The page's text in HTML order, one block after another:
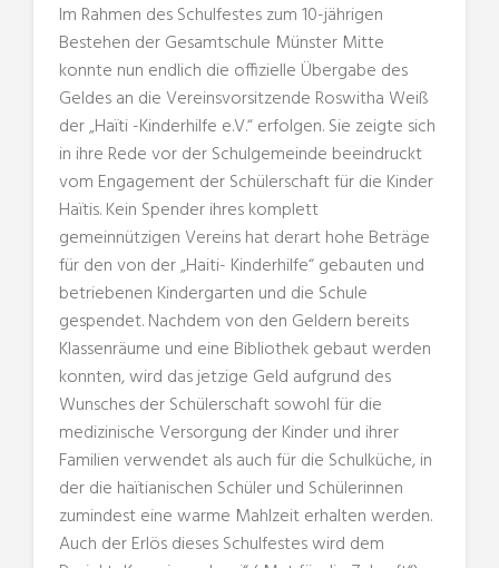
Im Rahmen des Schulfestes zum 10-jährigen
Bestehen der Gesamtschule Münster Mitte
konnte nun endlich die offizielle Übergabe des
Geldes an die Vereinsvorsitzende Roswitha Weiß
der „Haïti -Kinderhilfe e.V.“ erfolgen. Sie zeigte sich
in ihre Rede vor der Schulgemeinde beeindruckt
vom Engagement der Schülerschaft für die Kinder
Haïtis. Kein Spender ihres komplett
gemeinnützigen Vereins hat derart hohe Beträge
für den von der „Haiti- Kinderhilfe“ gebauten und
betriebenen Kindergarten und die Schule
gespendet. Nachdem von den Geldern bereits
Klassenräume und eine Bibliothek gebaut werden
konnten, wird das jetzige Geld aufgrund des
Wunsches der Schülerschaft sowohl für die
medizinische Versorgung der Kinder und ihrer
Familien verwendet als auch für die Schulküche, in
der die haïtianischen Schüler und Schülerinnen
zumindest eine warme Mahlzeit erhalten werden.
Auch der Erlös dieses Schulfestes wird dem